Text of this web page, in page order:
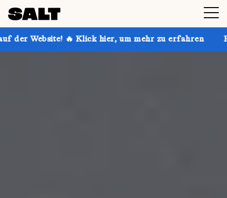
hier, um mehr zu erfahren Hol dir bis zu 30